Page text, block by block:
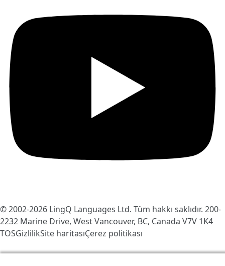
© 2002-2026 LingQ Languages Ltd. Tüm hakkı saklıdır. 200-
2232 Marine Drive, West Vancouver, BC, Canada V7V 1K4
TOSGizlilikSite haritasıÇerez politikası